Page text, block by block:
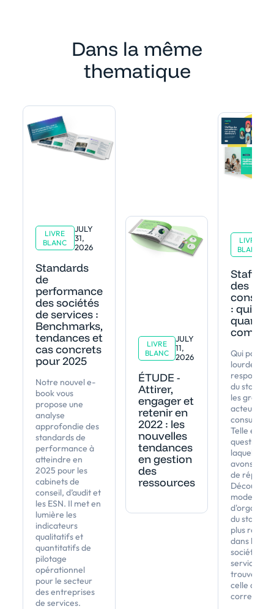
Dans la même
thematique
LIVRE
BLANC
JULY
31,
2026
Standards
de
performance
des sociétés
de services :
Benchmarks,
tendances et
cas concrets
pour 2025
Notre nouvel e-
book vous
propose une
analyse
approfondie des
standards de
performance à
atteindre en
2025 pour les
cabinets de
conseil, d’audit et
les ESN. Il met en
lumière les
indicateurs
qualitatifs et
quantitatifs de
pilotage
opérationnel
pour le secteur
des entreprises
de services.
LIVRE
BLANC
JULY
11,
2026
ÉTUDE -
Attirer,
engager et
retenir en
2022 : les
nouvelles
tendances
en gestion
des
ressources
LIVRE
BLANC
Staffing
des
: qui,
quand,
Qui porte
lourde
du staffing
les grands
acteurs du
consulting
Telle est la
question à
laquelle
avons
de
Découvrez
modes
du staffing
plus
dans les
sociétés de
services et
trouvez
celle qui